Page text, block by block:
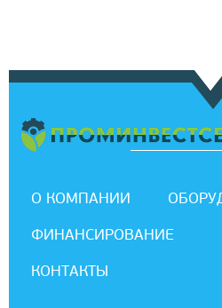
О КОМПАНИИ
ФИНАНСИРОВАНИЕ
КОНТАКТЫ